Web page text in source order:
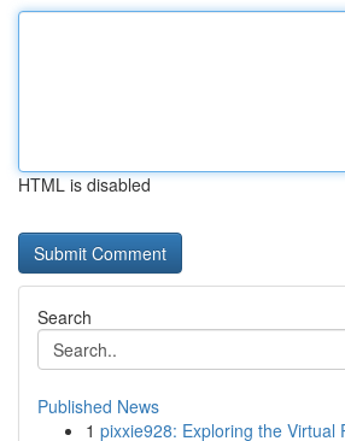
HTML is disabled
Search
Published News
1 pixxie928: Exploring the Virtual